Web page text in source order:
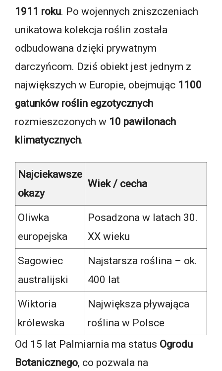
1911 roku. Po wojennych zniszczeniach
unikatowa kolekcja roślin została
odbudowana dzięki prywatnym
darczyńcom. Dziś obiekt jest jednym z
największych w Europie, obejmując 1100
gatunków roślin egzotycznych
rozmieszczonych w 10 pawilonach
klimatycznych.
Najciekawsze
okazy
Wiek / cecha
Oliwka
europejska
Posadzona w latach 30.
XX wieku
Sagowiec
australijski
Najstarsza roślina – ok.
400 lat
Wiktoria
królewska
Największa pływająca
roślina w Polsce
Od 15 lat Palmiarnia ma status Ogrodu
Botanicznego, co pozwala na